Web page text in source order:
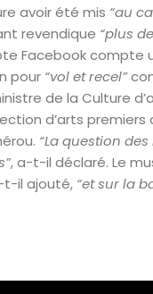
avoir été mis “au
revendique “plus
Facebook compte
pour “vol et recel”
de la Culture
d’arts premiers
“La question
, a-t-il déclaré. Le
t-il ajouté, “et sur la